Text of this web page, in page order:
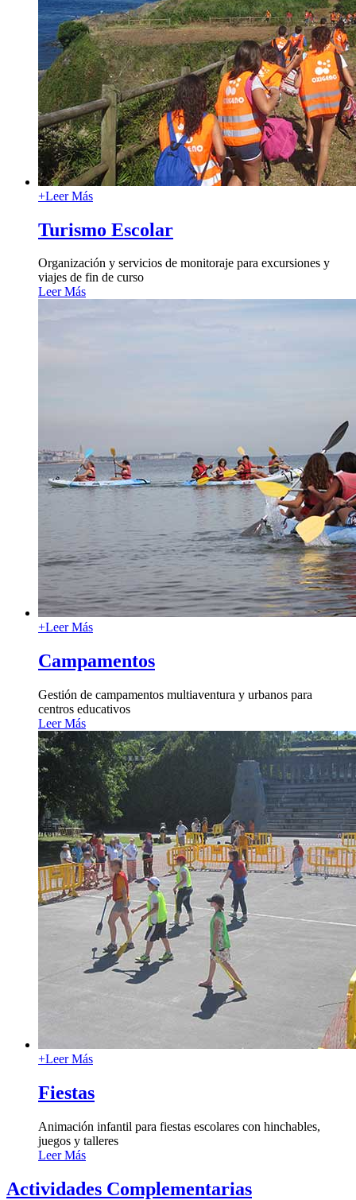
+Leer Más
Turismo Escolar
Organización y servicios de monitoraje para excursiones y
viajes de fin de curso
Leer Más
+Leer Más
Campamentos
Gestión de campamentos multiaventura y urbanos para
centros educativos
Leer Más
+Leer Más
Fiestas
Animación infantil para fiestas escolares con hinchables,
juegos y talleres
Leer Más
Actividades Complementarias